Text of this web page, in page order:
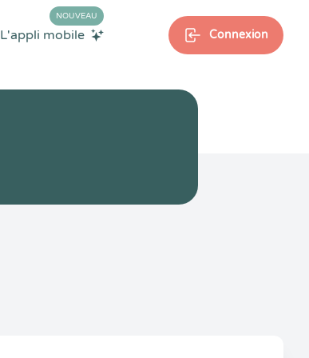
L'appli mobile
NOUVEAU
Connexion